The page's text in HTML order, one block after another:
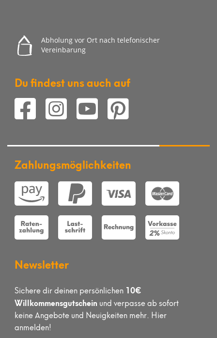
Abholung vor Ort nach telefonischer
Vereinbarung
Du findest uns auch auf
Zahlungsmöglichkeiten
Newsletter
Sichere dir deinen persönlichen 10€
Willkommensgutschein und verpasse ab sofort
keine Angebote und Neuigkeiten mehr. Hier
anmelden!